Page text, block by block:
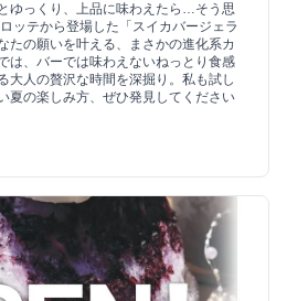
ゆっくり、上品に味わえたら…そう思
ッテから登場した「スイカバージェラ
たの願いを叶える、まさかの進化系カ
は、バーでは味わえないねっとり食感
大人の贅沢な時間を深掘り。私も試し
夏の楽しみ方、ぜひ発見してください